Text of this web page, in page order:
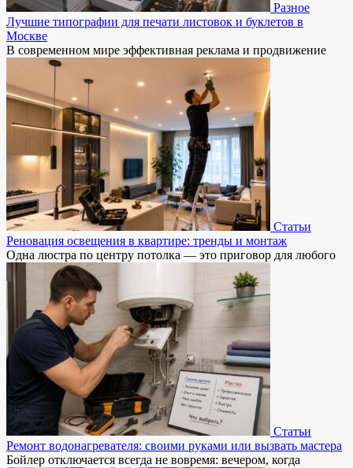
Разное
Лучшие типографии для печати листовок и буклетов в
Москве
В современном мире эффективная реклама и продвижение
Статьи
Реновация освещения в квартире: тренды и монтаж
Одна люстра по центру потолка — это приговор для любого
Статьи
Ремонт водонагревателя: своими руками или вызвать мастера
Бойлер отключается всегда не вовремя: вечером, когда